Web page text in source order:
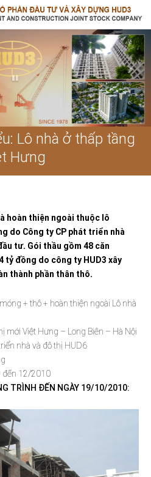
Lô nhà ở thấp tầng
Hưng
hoàn thiện ngoài thuộc lô
do Công ty CP phát triển nhà
tư. Gói thầu gồm 48 căn
tỷ đồng do công ty HUD3 xây
thành phần thân thô.
+ thô + hoàn thiện ngoài Lô nhà
mới Việt Hưng – Long Biên – Hà Nội
nhà và đô thị HUD6
đến 12/2010
TRÌNH ĐẾN NGÀY 19/10/2010: